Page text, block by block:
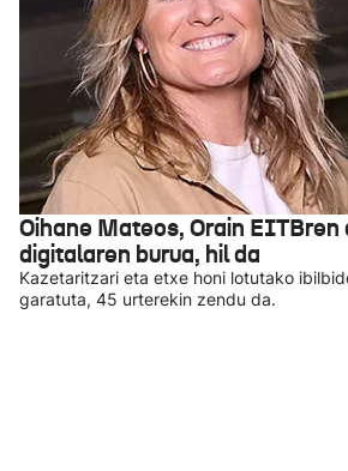
Oihane Mateos, Orain
digitalaren burua, hil da
Kazetaritzari eta etxe honi lotutako
garatuta, 45 urterekin zendu da.